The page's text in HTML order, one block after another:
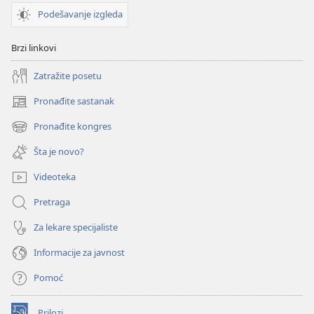
Podešavanje izgleda
Brzi linkovi
Zatražite posetu
Pronađite sastanak
(otvara
novi
prozor)
Pronađite kongres
(otvara
novi
prozor)
Šta je novo?
Videoteka
Pretraga
Za lekare specijaliste
Informacije za javnost
Pomoć